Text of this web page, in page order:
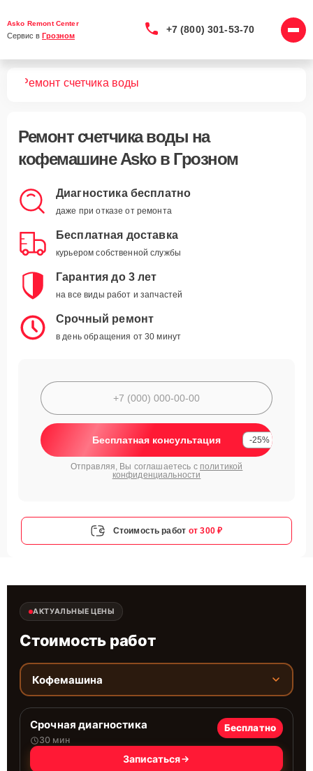
Asko Remont Center
Сервис в Грозном
+7 (800) 301-53-70
Ремонт счетчика воды
Ремонт счетчика воды на
кофемашине Asko в Грозном
Диагностика бесплатно
даже при отказе от ремонта
Бесплатная доставка
курьером собственной службы
Гарантия до 3 лет
на все виды работ и запчастей
Срочный ремонт
в день обращения от 30 минут
Бесплатная консультация -25%
Отправляя, Вы соглашаетесь с политикой
конфиденциальности
Стоимость работ от 300 ₽
АКТУАЛЬНЫЕ ЦЕНЫ
Стоимость работ
Кофемашина
Срочная диагностика
30 мин
Бесплатно
Записаться